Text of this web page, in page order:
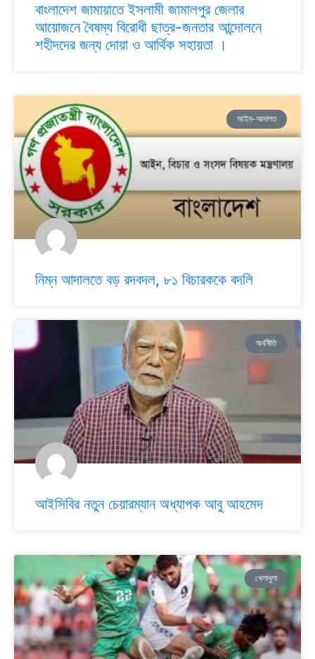
বাংলাদেশ জামায়াতে ইসলামী জামালপুর জেলার
আয়োজনে বৈষম্য বিরোধী ছাত্র-জনতার আন্দোলনে
শহীদদের জন্য দোয়া ও আর্থিক সহায়তা ।
আইন-আদালত
নিম্ন আদালতে বড় রদবদল, ৮১ বিচারককে বদলি
অর্থনীতি
আইসিবির নতুন চেয়ারম্যান অধ্যাপক আবু আহমেদ
খেলাধুলা